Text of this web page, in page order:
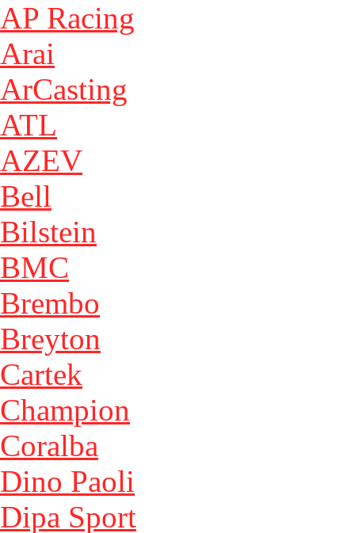
AP Racing
Arai
ArCasting
ATL
AZEV
Bell
Bilstein
BMC
Brembo
Breyton
Cartek
Champion
Coralba
Dino Paoli
Dipa Sport